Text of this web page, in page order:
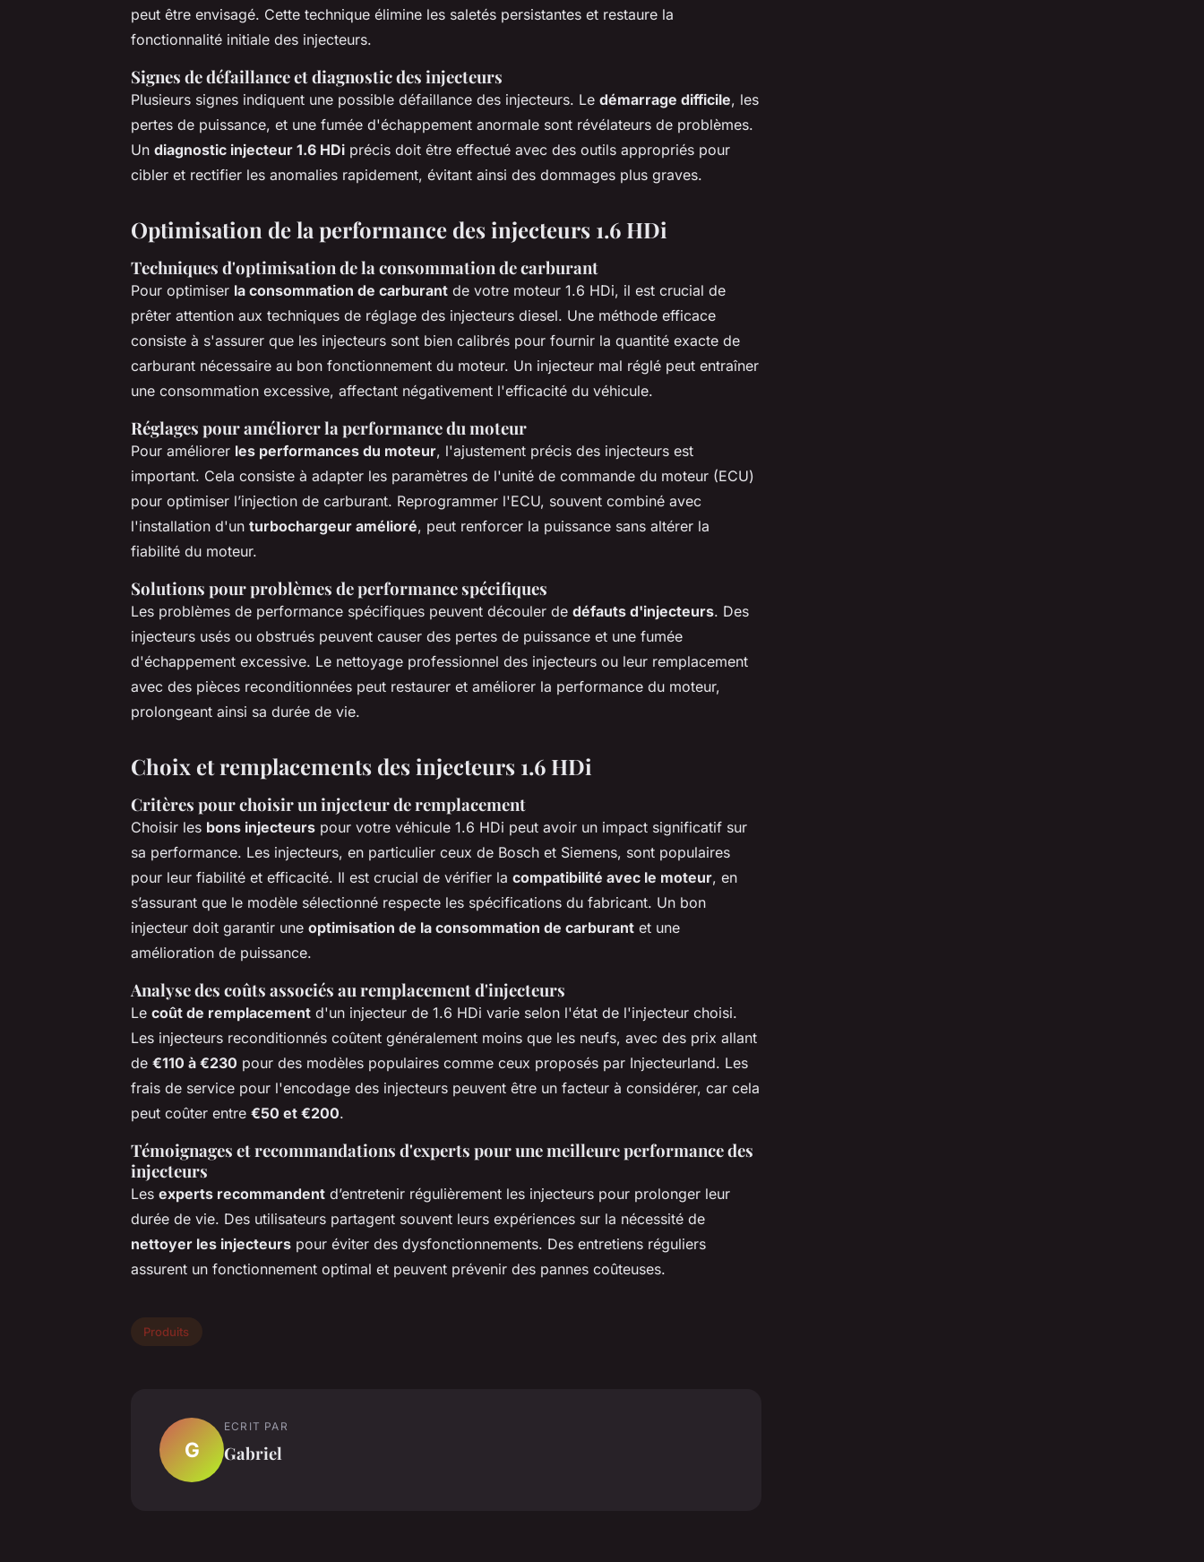
peut être envisagé. Cette technique élimine les saletés persistantes et restaure la
fonctionnalité initiale des injecteurs.
Signes de défaillance et diagnostic des injecteurs
Plusieurs signes indiquent une possible défaillance des injecteurs. Le démarrage difficile, les
pertes de puissance, et une fumée d'échappement anormale sont révélateurs de problèmes.
Un diagnostic injecteur 1.6 HDi précis doit être effectué avec des outils appropriés pour
cibler et rectifier les anomalies rapidement, évitant ainsi des dommages plus graves.
Optimisation de la performance des injecteurs 1.6 HDi
Techniques d'optimisation de la consommation de carburant
Pour optimiser la consommation de carburant de votre moteur 1.6 HDi, il est crucial de
prêter attention aux techniques de réglage des injecteurs diesel. Une méthode efficace
consiste à s'assurer que les injecteurs sont bien calibrés pour fournir la quantité exacte de
carburant nécessaire au bon fonctionnement du moteur. Un injecteur mal réglé peut entraîner
une consommation excessive, affectant négativement l'efficacité du véhicule.
Réglages pour améliorer la performance du moteur
Pour améliorer les performances du moteur, l'ajustement précis des injecteurs est
important. Cela consiste à adapter les paramètres de l'unité de commande du moteur (ECU)
pour optimiser l’injection de carburant. Reprogrammer l'ECU, souvent combiné avec
l'installation d'un turbochargeur amélioré, peut renforcer la puissance sans altérer la
fiabilité du moteur.
Solutions pour problèmes de performance spécifiques
Les problèmes de performance spécifiques peuvent découler de défauts d'injecteurs. Des
injecteurs usés ou obstrués peuvent causer des pertes de puissance et une fumée
d'échappement excessive. Le nettoyage professionnel des injecteurs ou leur remplacement
avec des pièces reconditionnées peut restaurer et améliorer la performance du moteur,
prolongeant ainsi sa durée de vie.
Choix et remplacements des injecteurs 1.6 HDi
Critères pour choisir un injecteur de remplacement
Choisir les bons injecteurs pour votre véhicule 1.6 HDi peut avoir un impact significatif sur
sa performance. Les injecteurs, en particulier ceux de Bosch et Siemens, sont populaires
pour leur fiabilité et efficacité. Il est crucial de vérifier la compatibilité avec le moteur, en
s’assurant que le modèle sélectionné respecte les spécifications du fabricant. Un bon
injecteur doit garantir une optimisation de la consommation de carburant et une
amélioration de puissance.
Analyse des coûts associés au remplacement d'injecteurs
Le coût de remplacement d'un injecteur de 1.6 HDi varie selon l'état de l'injecteur choisi.
Les injecteurs reconditionnés coûtent généralement moins que les neufs, avec des prix allant
de €110 à €230 pour des modèles populaires comme ceux proposés par Injecteurland. Les
frais de service pour l'encodage des injecteurs peuvent être un facteur à considérer, car cela
peut coûter entre €50 et €200.
Témoignages et recommandations d'experts pour une meilleure performance des
injecteurs
Les experts recommandent d’entretenir régulièrement les injecteurs pour prolonger leur
durée de vie. Des utilisateurs partagent souvent leurs expériences sur la nécessité de
nettoyer les injecteurs pour éviter des dysfonctionnements. Des entretiens réguliers
assurent un fonctionnement optimal et peuvent prévenir des pannes coûteuses.
Produits
G
ECRIT PAR
Gabriel